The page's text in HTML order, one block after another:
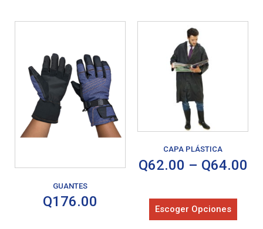
GUANTES
Q176.00
CAPA PLÁSTICA
Q62.00 – Q64.00
Escoger Opciones